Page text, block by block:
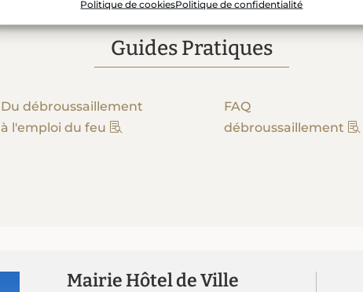
Politique de cookiesPolitique de confidentialité
Guides Pratiques
Du débroussaillement
à l'emploi du feu
FAQ
débroussaillement
Mairie Hôtel de Ville